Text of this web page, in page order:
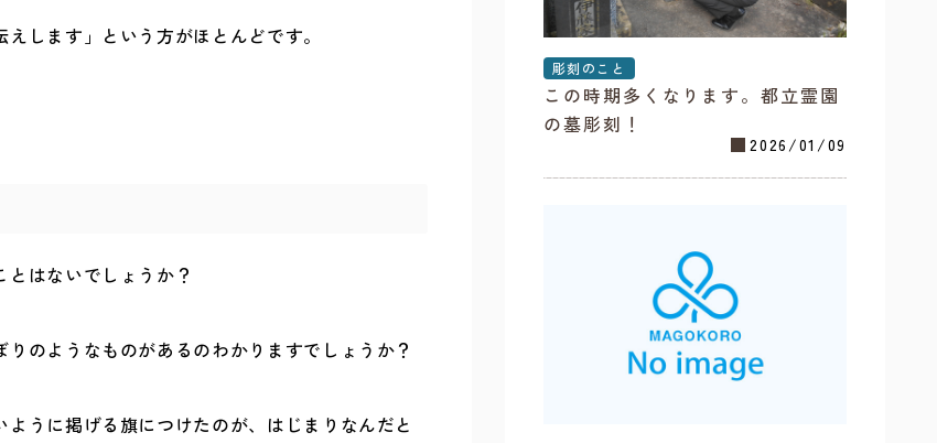
します」という方がほとんどです。
はないでしょうか？
のようなものがあるのわかりますでしょうか？
うに掲げる旗につけたのが、はじまりなんだと
彫刻のこと
2026/01/09
この時期多くなります。都立霊園
の墓彫刻！